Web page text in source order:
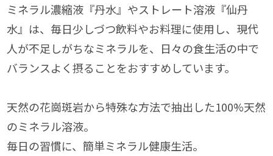
ミネラル濃縮液『丹水』やストレート溶液『仙丹
水』は、毎日少しづつ飲料やお料理に使用し、現代
人が不足しがちなミネラルを、日々の食生活の中で
バランスよく摂ることをおすすめしています。
天然の花崗斑岩から特殊な方法で抽出した100%天然
のミネラル溶液。
毎日の習慣に、簡単ミネラル健康生活。